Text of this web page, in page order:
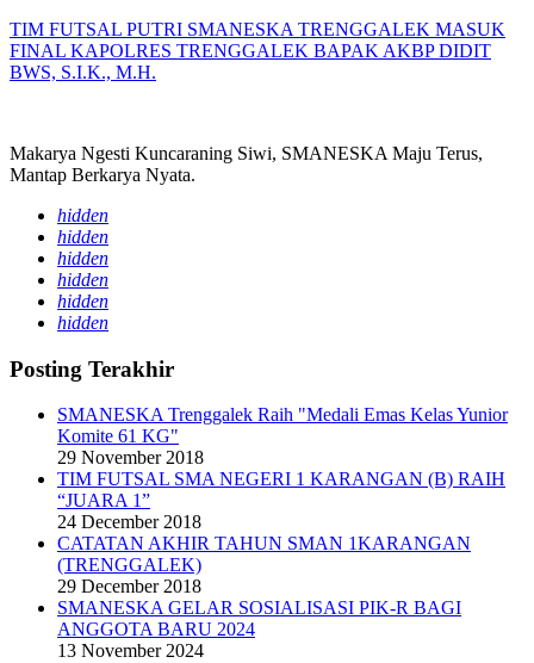
TIM FUTSAL PUTRI SMANESKA TRENGGALEK MASUK
FINAL KAPOLRES TRENGGALEK BAPAK AKBP DIDIT
BWS, S.I.K., M.H.
Makarya Ngesti Kuncaraning Siwi, SMANESKA Maju Terus,
Mantap Berkarya Nyata.
hidden
hidden
hidden
hidden
hidden
hidden
Posting Terakhir
SMANESKA Trenggalek Raih "Medali Emas Kelas Yunior
Komite 61 KG"
29 November 2018
TIM FUTSAL SMA NEGERI 1 KARANGAN (B) RAIH
“JUARA 1”
24 December 2018
CATATAN AKHIR TAHUN SMAN 1KARANGAN
(TRENGGALEK)
29 December 2018
SMANESKA GELAR SOSIALISASI PIK-R BAGI
ANGGOTA BARU 2024
13 November 2024